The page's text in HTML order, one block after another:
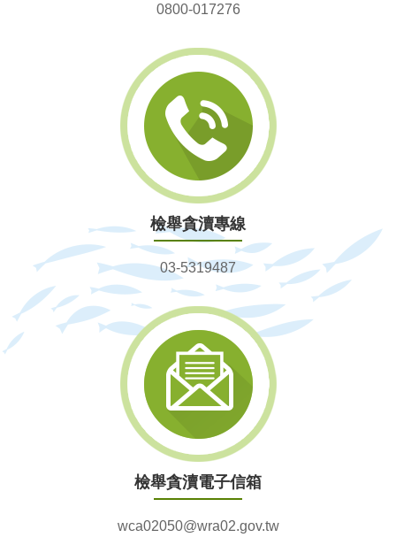
0800-017276
檢舉貪瀆專線
03-5319487
檢舉貪瀆電子信箱
wca02050@wra02.gov.tw